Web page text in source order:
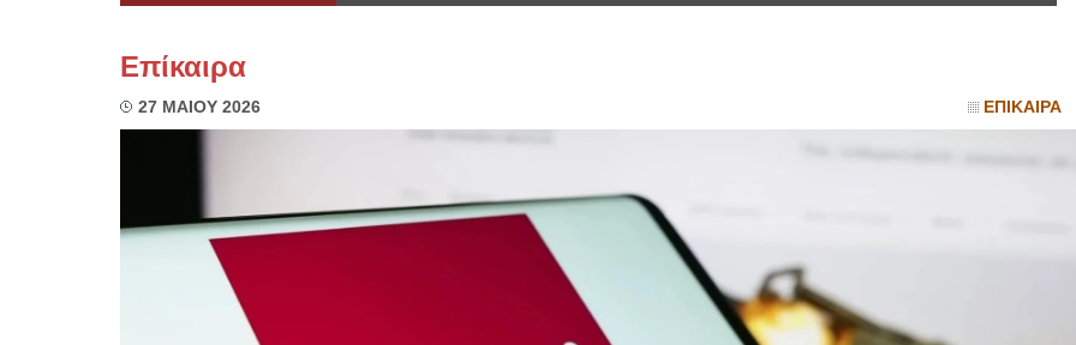
Επίκαιρα
27 ΜΑΙΟΥ 2026 ΕΠΙΚΑΙΡΑ